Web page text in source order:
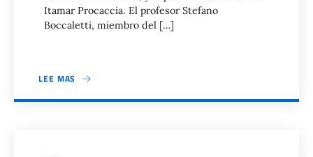
Itamar Procaccia. El profesor Stefano
Boccaletti, miembro del […]
LEE MAS